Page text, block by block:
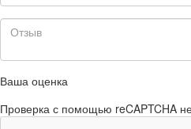
Ваша оценка
Проверка с помощью reCAPTCHA